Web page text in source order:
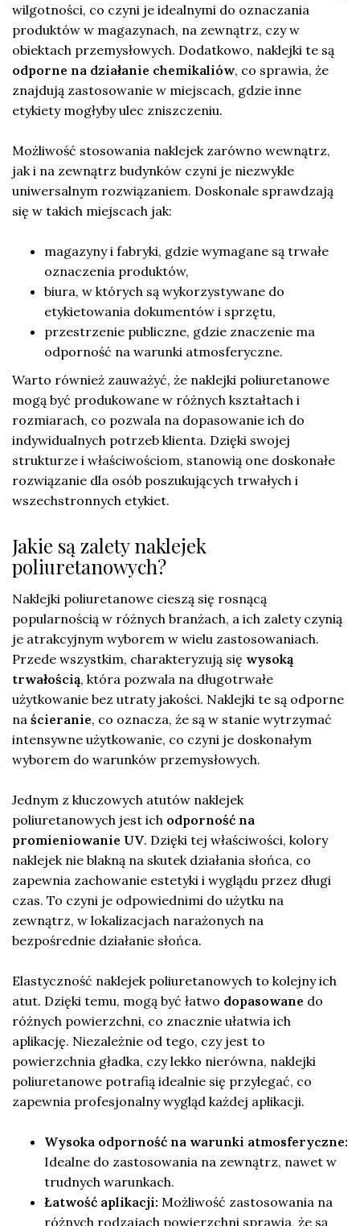
wilgotności, co czyni je idealnymi do oznaczania
produktów w magazynach, na zewnątrz, czy w
obiektach przemysłowych. Dodatkowo, naklejki te są
odporne na działanie chemikaliów, co sprawia, że
znajdują zastosowanie w miejscach, gdzie inne
etykiety mogłyby ulec zniszczeniu.
Możliwość stosowania naklejek zarówno wewnątrz,
jak i na zewnątrz budynków czyni je niezwykle
uniwersalnym rozwiązaniem. Doskonale sprawdzają
się w takich miejscach jak:
magazyny i fabryki, gdzie wymagane są trwałe
oznaczenia produktów,
biura, w których są wykorzystywane do
etykietowania dokumentów i sprzętu,
przestrzenie publiczne, gdzie znaczenie ma
odporność na warunki atmosferyczne.
Warto również zauważyć, że naklejki poliuretanowe
mogą być produkowane w różnych kształtach i
rozmiarach, co pozwala na dopasowanie ich do
indywidualnych potrzeb klienta. Dzięki swojej
strukturze i właściwościom, stanowią one doskonałe
rozwiązanie dla osób poszukujących trwałych i
wszechstronnych etykiet.
Jakie są zalety naklejek
poliuretanowych?
Naklejki poliuretanowe cieszą się rosnącą
popularnością w różnych branżach, a ich zalety czynią
je atrakcyjnym wyborem w wielu zastosowaniach.
Przede wszystkim, charakteryzują się wysoką
trwałością, która pozwala na długotrwałe
użytkowanie bez utraty jakości. Naklejki te są odporne
na ścieranie, co oznacza, że są w stanie wytrzymać
intensywne użytkowanie, co czyni je doskonałym
wyborem do warunków przemysłowych.
Jednym z kluczowych atutów naklejek
poliuretanowych jest ich odporność na
promieniowanie UV. Dzięki tej właściwości, kolory
naklejek nie blakną na skutek działania słońca, co
zapewnia zachowanie estetyki i wyglądu przez długi
czas. To czyni je odpowiednimi do użytku na
zewnątrz, w lokalizacjach narażonych na
bezpośrednie działanie słońca.
Elastyczność naklejek poliuretanowych to kolejny ich
atut. Dzięki temu, mogą być łatwo dopasowane do
różnych powierzchni, co znacznie ułatwia ich
aplikację. Niezależnie od tego, czy jest to
powierzchnia gładka, czy lekko nierówna, naklejki
poliuretanowe potrafią idealnie się przylegać, co
zapewnia profesjonalny wygląd każdej aplikacji.
Wysoka odporność na warunki atmosferyczne:
Idealne do zastosowania na zewnątrz, nawet w
trudnych warunkach.
Łatwość aplikacji: Możliwość zastosowania na
różnych rodzajach powierzchni sprawia, że są